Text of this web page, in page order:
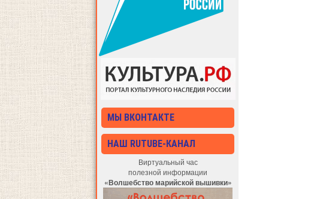
МЫ ВКОНТАКТЕ
НАШ RUTUBE-КАНАЛ
Виртуальный час
полезной информации
«Волшебство марийской вышивки»